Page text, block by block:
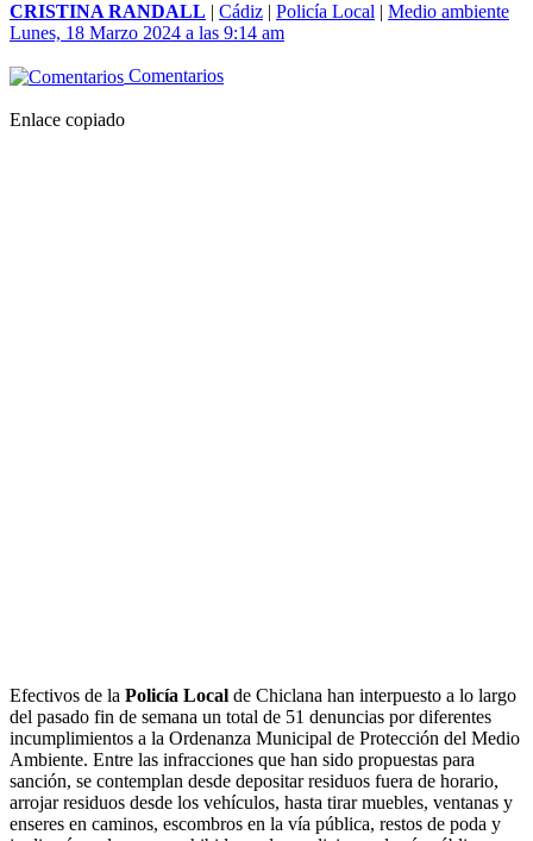
CRISTINA RANDALL | Cádiz | Policía Local | Medio ambiente
Lunes, 18 Marzo 2024 a las 9:14 am
Comentarios
Enlace copiado
Efectivos de la Policía Local de Chiclana han interpuesto a lo largo
del pasado fin de semana un total de 51 denuncias por diferentes
incumplimientos a la Ordenanza Municipal de Protección del Medio
Ambiente. Entre las infracciones que han sido propuestas para
sanción, se contemplan desde depositar residuos fuera de horario,
arrojar residuos desde los vehículos, hasta tirar muebles, ventanas y
enseres en caminos, escombros en la vía pública, restos de poda y